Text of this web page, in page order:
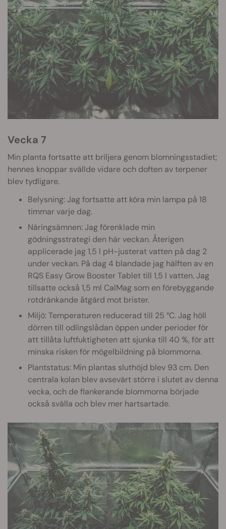
Vecka 7
Min planta fortsatte att briljera genom blomningsstadiet;
hennes knoppar svällde vidare och doften av terpener
blev tydligare.
Belysning: Jag fortsatte att köra min lampa på 18
timmar varje dag.
Näringsämnen: Jag förenklade min
gödningsstrategi den här veckan. Återigen
applicerade jag 1,5 l pH-justerat vatten på dag 2
under veckan. På dag 4 blandade jag hälften av en
RQS Easy Grow Booster Tablet till 1,5 l vatten. Jag
tillsatte också 1,5 ml CalMag som en förebyggande
rotdränkande åtgärd mot brister.
Miljö: Temperaturen reducerad till 25 °C. Jag höll
dörren till odlingslådan öppen under perioder för
att tillåta luftfuktigheten att sjunka till 40 %, för att
minska risken för mögelbildning på blommorna.
Plantstatus: Min plantas sluthöjd blev 93 cm. Den
centrala kolan blev avsevärt större i slutet av denna
vecka, och de flankerande blommorna började
också svälla och blev mer hartsartade.